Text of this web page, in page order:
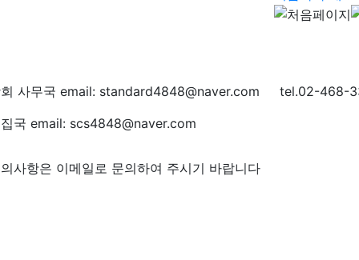
사무국 email: standard4848@naver.com tel.02-468-
국 email: scs4848@naver.com
사항은 이메일로 문의하여 주시기 바랍니다